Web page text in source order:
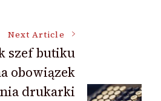
Next Article
szef butiku
obowiązek
drukarki